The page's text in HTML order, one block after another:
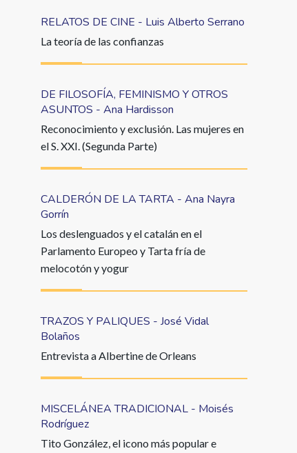
RELATOS DE CINE - Luis Alberto Serrano
La teoría de las confianzas
DE FILOSOFÍA, FEMINISMO Y OTROS
ASUNTOS - Ana Hardisson
Reconocimiento y exclusión. Las mujeres en
el S. XXI. (Segunda Parte)
CALDERÓN DE LA TARTA - Ana Nayra
Gorrín
Los deslenguados y el catalán en el
Parlamento Europeo y Tarta fría de
melocotón y yogur
TRAZOS Y PALIQUES - José Vidal
Bolaños
Entrevista a Albertine de Orleans
MISCELÁNEA TRADICIONAL - Moisés
Rodríguez
Tito González, el icono más popular e